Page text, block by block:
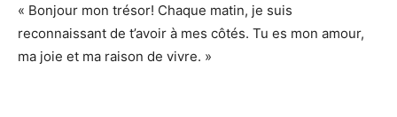
« Bonjour mon trésor! Chaque matin, je suis
reconnaissant de t’avoir à mes côtés. Tu es mon amour,
ma joie et ma raison de vivre. »